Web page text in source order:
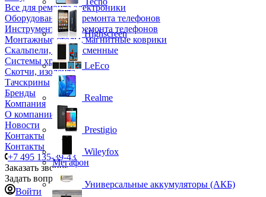
Все для ремонта электроники
Оборудование для ремонта телефонов
Инструменты для ремонта телефонов
Монтажные столы, магнитные коврики
Скальпели, лезвия сменные
Системы хранения
Скотчи, изолента
Тачскрины
Бренды
Компания
О компании
Новости
Контакты
Контакты
+7 495 135-39-43
Заказать звонок
Задать вопрос
Войти
Highscreen
LeEco
Realme
Prestigio
Wileyfox
Мегафон
Универсальные аккумуляторы (АКБ)